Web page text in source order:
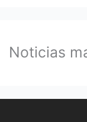
Noticias